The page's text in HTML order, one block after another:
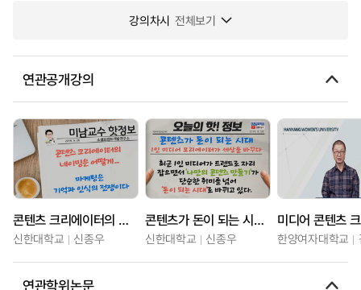
강의차시 전체보기
연관공개강의
콘텐츠 크리에이터의 네이밍은 이렇게
신한대학교 신종우
콘텐츠가 돈이 되는 시대, 1인 미디어 크리에이터가 세상을 바꾸다
신한대학교 신종우 한양여자대학교
연관학위논문